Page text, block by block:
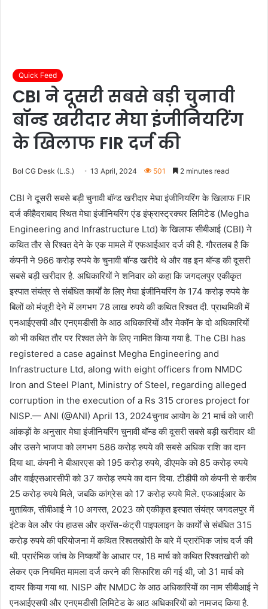
Quick Feed
CBI ने दूसरी सबसे बड़ी चुनावी
बॉन्ड खरीदार मेघा इंजीनियरिंग
के खिलाफ FIR दर्ज की
Bol CG Desk (L.S.) 13 April, 2024 501 2 minutes read
CBI ने दूसरी सबसे बड़ी चुनावी बॉन्ड खरीदार मेघा इंजीनियरिंग के खिलाफ FIR
दर्ज कीहैदराबाद स्थित मेघा इंजीनियरिंग एंड इंफ्रास्ट्रक्चर लिमिटेड (Megha
Engineering and Infrastructure Ltd) के खिलाफ सीबीआई (CBI) ने
कथित तौर से रिश्वत देने के एक मामले में एफआईआर दर्ज की है. गौरतलब है कि
कंपनी ने 966 करोड़ रुपये के चुनावी बॉन्ड खरीदे थे और वह इन बॉन्ड की दूसरी
सबसे बड़ी खरीदार है. अधिकारियों ने शनिवार को कहा कि जगदलपुर एकीकृत
इस्पात संयंत्र से संबंधित कार्यों के लिए मेघा इंजीनियरिंग के 174 करोड़ रुपये के
बिलों को मंजूरी देने में लगभग 78 लाख रुपये की कथित रिश्वत दी. प्राथमिकी में
एनआईएसपी और एनएमडीसी के आठ अधिकारियों और मेकॉन के दो अधिकारियों
को भी कथित तौर पर रिश्वत लेने के लिए नामित किया गया है. The CBI has
registered a case against Megha Engineering and
Infrastructure Ltd, along with eight officers from NMDC
Iron and Steel Plant, Ministry of Steel, regarding alleged
corruption in the execution of a Rs 315 crores project for
NISP.— ANI (@ANI) April 13, 2024चुनाव आयोग के 21 मार्च को जारी
आंकड़ों के अनुसार मेघा इंजीनियरिंग चुनावी बॉन्ड की दूसरी सबसे बड़ी खरीदार थी
और उसने भाजपा को लगभग 586 करोड़ रुपये की सबसे अधिक राशि का दान
दिया था. कंपनी ने बीआरएस को 195 करोड़ रुपये, डीएमके को 85 करोड़ रुपये
और वाईएसआरसीपी को 37 करोड़ रुपये का दान दिया. टीडीपी को कंपनी से करीब
25 करोड़ रुपये मिले, जबकि कांग्रेस को 17 करोड़ रुपये मिले. एफआईआर के
मुताबिक, सीबीआई ने 10 अगस्त, 2023 को एकीकृत इस्पात संयंत्र जगदलपुर में
इंटेक वेल और पंप हाउस और क्रॉस-कंट्री पाइपलाइन के कार्यों से संबंधित 315
करोड़ रुपये की परियोजना में कथित रिश्वतखोरी के बारे में प्रारंभिक जांच दर्ज की
थी. प्रारंभिक जांच के निष्कर्षों के आधार पर, 18 मार्च को कथित रिश्वतखोरी को
लेकर एक नियमित मामला दर्ज करने की सिफारिश की गई थी, जो 31 मार्च को
दायर किया गया था. NISP और NMDC के आठ अधिकारियों का नाम सीबीआई ने
एनआईएसपी और एनएमडीसी लिमिटेड के आठ अधिकारियों को नामजद किया है.